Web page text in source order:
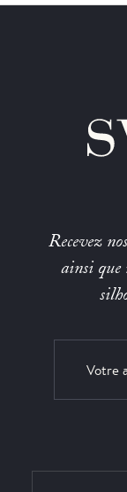
Recevez
ainsi que